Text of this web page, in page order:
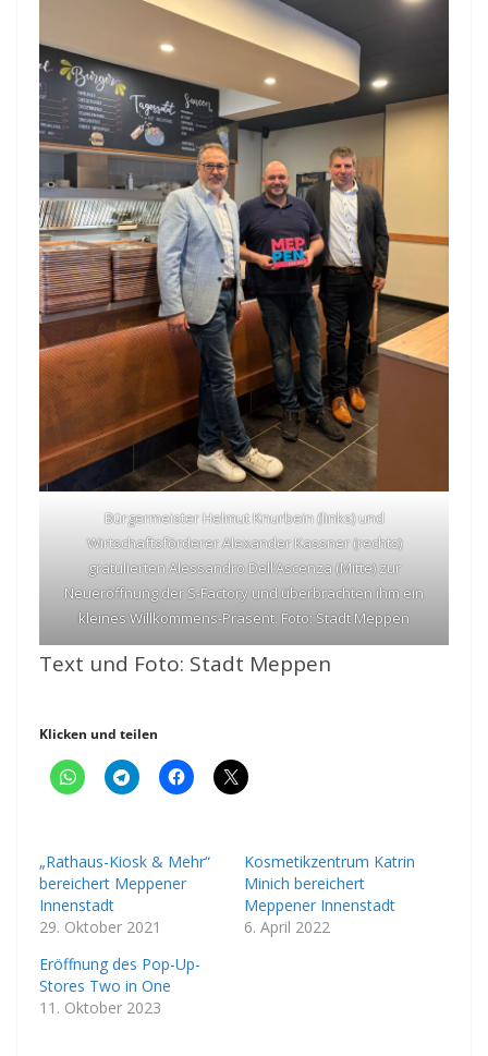
Bürgermeister Helmut Knurbein (links) und
Wirtschaftsförderer Alexander Kassner (rechts)
gratulierten Alessandro Dell’Ascenza (Mitte) zur
Neueröffnung der S-Factory und überbrachten ihm ein
kleines Willkommens-Präsent. Foto: Stadt Meppen
Text und Foto: Stadt Meppen
Klicken und teilen
„Rathaus-Kiosk & Mehr“
bereichert Meppener
Innenstadt
29. Oktober 2021
Kosmetikzentrum Katrin
Minich bereichert
Meppener Innenstadt
6. April 2022
Eröffnung des Pop-Up-
Stores Two in One
11. Oktober 2023